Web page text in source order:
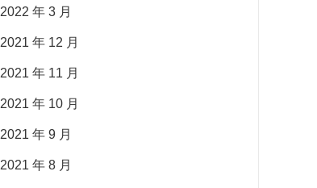
2022 年 3 月
2021 年 12 月
2021 年 11 月
2021 年 10 月
2021 年 9 月
2021 年 8 月